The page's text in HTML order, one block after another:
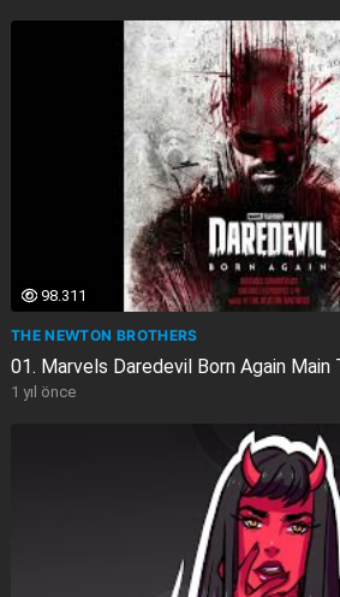
98.311
THE NEWTON BROTHERS
01. Marvels Daredevil Born Again Main
1 yıl önce